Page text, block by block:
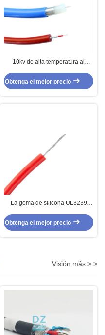
10kv de alta temperatura al
proteger
Obtenga el mejor precio
La goma de silicona UL3239
para la iluminación
Obtenga el mejor precio
Visión más > >